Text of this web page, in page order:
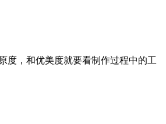
度，和优美度就要看制作过程中的工